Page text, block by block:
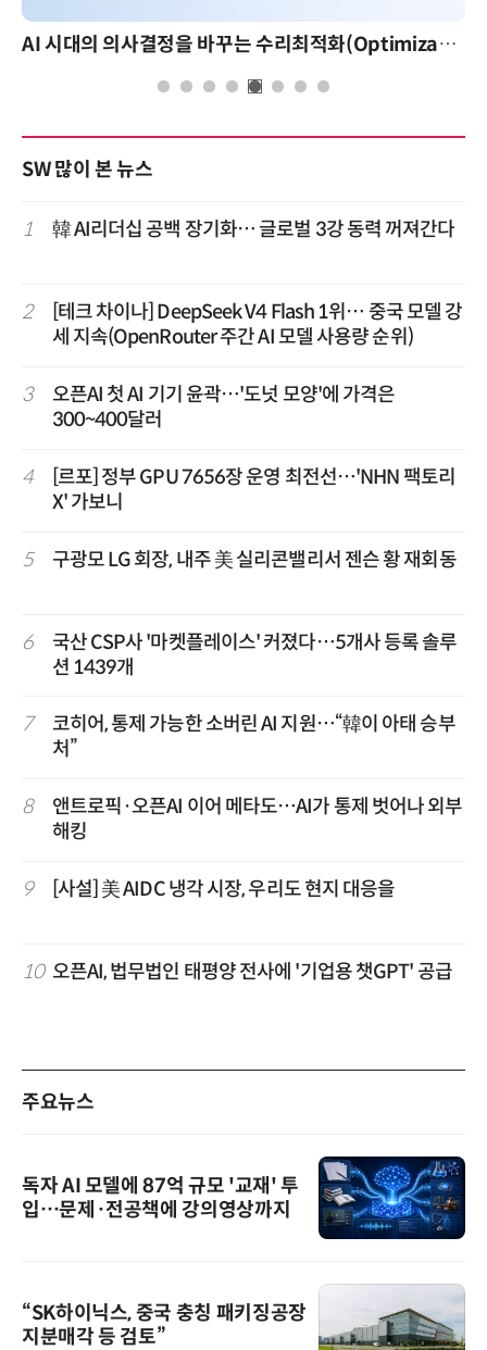
AI 시대의 의사결정을 바꾸는 수리최적화(Optimization): 실제 산업 적용 사례와 활용 전략
SW 많이 본 뉴스
1 韓 AI리더십 공백 장기화… 글로벌 3강 동력 꺼져간다
2
[테크 차이나] DeepSeek V4 Flash 1위… 중국 모델 강
세 지속(OpenRouter 주간 AI 모델 사용량 순위)
3
오픈AI 첫 AI 기기 윤곽…'도넛 모양'에 가격은
300~400달러
4
[르포] 정부 GPU 7656장 운영 최전선…'NHN 팩토리
X' 가보니
5 구광모 LG 회장, 내주 美 실리콘밸리서 젠슨 황 재회동
6
국산 CSP사 '마켓플레이스' 커졌다…5개사 등록 솔루
션 1439개
7
코히어, 통제 가능한 소버린 AI 지원…“韓이 아태 승부
처”
8
앤트로픽·오픈AI 이어 메타도…AI가 통제 벗어나 외부
해킹
9 [사설] 美 AIDC 냉각 시장, 우리도 현지 대응을
10 오픈AI, 법무법인 태평양 전사에 '기업용 챗GPT' 공급
주요뉴스
독자 AI 모델에 87억 규모 '교재' 투
입…문제·전공책에 강의영상까지
“SK하이닉스, 중국 충칭 패키징공장
지분매각 등 검토”